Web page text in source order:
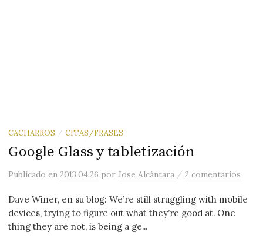
CACHARROS / CITAS/FRASES
Google Glass y tabletización
Publicadoen2013.04.26 porJose Alcántara /2 comentarios
Dave Winer, en su blog: We’re still struggling with mobile
devices, trying to figure out what they’re good at. One
thing they are not, is being a ge...